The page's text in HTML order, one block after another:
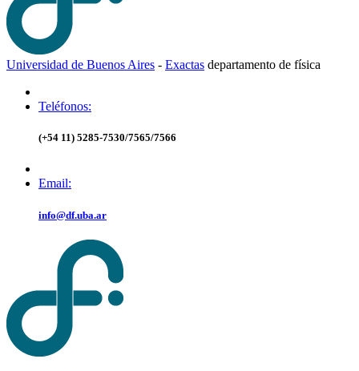
Universidad de Buenos Aires - Exactas departamento de física
Teléfonos:
(+54 11) 5285-7530/7565/7566
Email:
info@df.uba.ar